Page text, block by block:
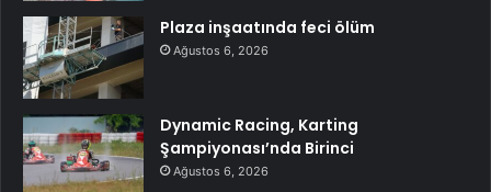
Plaza inşaatında feci ölüm
Ağustos 6, 2026
Dynamic Racing, Karting
Şampiyonası’nda Birinci
Ağustos 6, 2026